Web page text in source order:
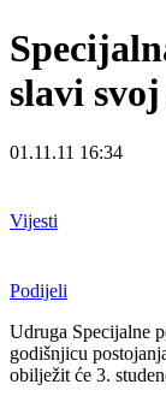
slavi
01.11.11 16:34
Vijesti
Podijeli
Udruga Specijalne
godišnjicu
obilježit će 3.